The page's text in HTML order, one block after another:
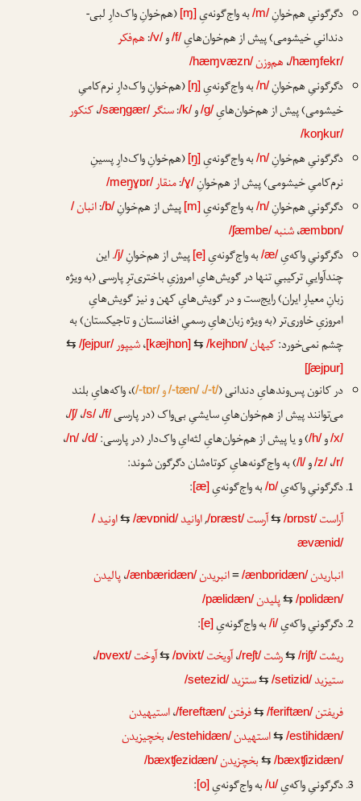
دگرگونیِ هم‌خوانِ/m/به واج‌گونه‌یِ [ɱ] (هم‌خوانِ واک‌دارِ لبی-
دندانیِ خیشومی) پیش از هم‌خوان‌هایِ/f/و/v/
:هم‌فکر
/hæɱfekr/،هم‌وزن/hæɱvæzn/
دگرگونیِ هم‌خوانِ/n/به واج‌گونه‌یِ [ŋ] (هم‌خوانِ واک‌دارِ نرم‌کامیِ
خیشومی) پیش از هم‌خوان‌هایِ/g/و/k/
:سنگر/sæŋgær/،کنکور
/koŋkur/
دگرگونیِ هم‌خوانِ/n/به واج‌گونه‌یِ [ŋ̠] (هم‌خوانِ واک‌دارِ پسینِ
نرم‌کامیِ خیشومی) پیش از هم‌خوانِ/ɣ/
:منقار/meŋ̠ɣɒr/
دگرگونیِ هم‌خوانِ/n/به واج‌گونه‌یِ [m] پیش از هم‌خوانِ/b/
:انبان/
æmbɒn/،شنبه/ʃæmbe/
دگرگونیِ واکه‌یِ/æ/به واج‌گونه‌یِ [e] پیش از هم‌خوانِ/j/. این
چندآواییِ ترکیبیِ تنها در گویش‌هایِ امروزیِ باختری‌ترِ پارسی (به ویژه
زبانِ معیارِ ایران) رایج‌ست و در گویش‌هایِ کهن و نیز گویش‌هایِ
امروزیِ خاوری‌تر (به ویژه زبان‌هایِ رسمیِ افغانستان و تاجیکستان) به
چشم نمی‌خورد:کیهان/kejhɒn/
⇆
[kæjhɒn]،شیپور/ʃejpur/
⇆
[ʃæjpur]
در کانون پس‌وندهایِ دندانی (/-t/،/-tæn/و/-tɒr/)، واکه‌هایِ بلند
می‌توانند پیش از هم‌خوان‌هایِ سایشیِ بی‌واک (در پارسی/f/،/s/،/ʃ/،
/x/و/h/) و یا پیش از هم‌خوان‌هایِ لثه‌ایِ واک‌دار (در پارسی:/d/،/n/،
/r/،/z/و/l/) به واج‌گونه‌هایِ کوتاه‌شان دگرگون شوند:
دگرگونیِ واکه‌یِ/ɒ/به واج‌گونه‌یِ [æ]
:
آراست /ɒrɒst/
⇆آرست /ɒræst/
,اوانید /ævɒnid/
⇆ اونید /
ævænid/
انباریدن/ænbɒridæn/
= انبریدن/ænbæridæn/،پالیدن
/pɒlidæn/
⇆ پلیدن/pælidæn/
دگرگونیِ واکه‌یِ/i/به واج‌گونه‌یِ [e]
:
ریشت /riʃt/
⇆ رشت /reʃt/،آویخت /ɒvixt/
⇆آوخت /ɒvext/،
ستیزید /setizid/
⇆ ستزید /setezid/
فریفتن/feriftæn/
⇆ فرفتن/fereftæn/،استیهیدن
/estihidæn/
⇆ استهیدن/estehidæn/،بخچیزیدن
/bæxʧizidæn/
⇆ بخچزیدن/bæxʧezidæn/
دگرگونیِ واکه‌یِ/u/به واج‌گونه‌یِ [o]
: